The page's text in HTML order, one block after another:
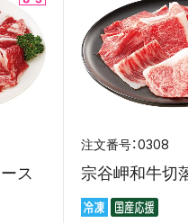
ス
0308
宗谷岬和牛切